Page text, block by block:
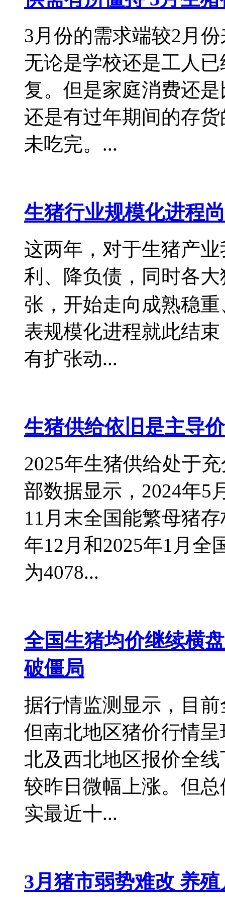
3月份的需求端较2月
无论是学校还是工人
复。但是家庭消费还
还是有过年期间的存
未吃完。...
生猪行业规模化进程
这两年，对于生猪产
利、降负债，同时各
张，开始走向成熟稳
表规模化进程就此结
有扩张动...
生猪供给依旧是主导
2025年生猪供给处于
部数据显示，2024年5
11月末全国能繁母猪
年12月和2025年1月全
为4078...
全国生猪均价继续横
破僵局
据行情监测显示，目
但南北地区猪价行情
北及西北地区报价全
较昨日微幅上涨。但
实最近十...
3月猪市弱势难改 养